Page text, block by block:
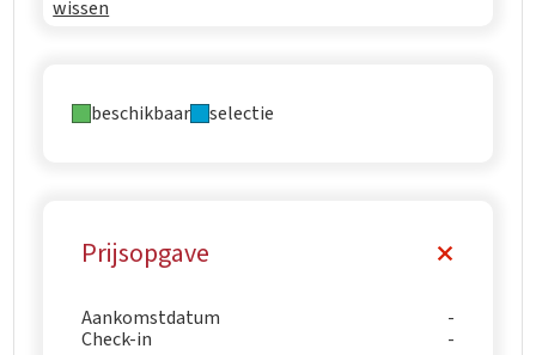
wissen
beschikbaar selectie
Prijsopgave
Aankomstdatum
Check-in